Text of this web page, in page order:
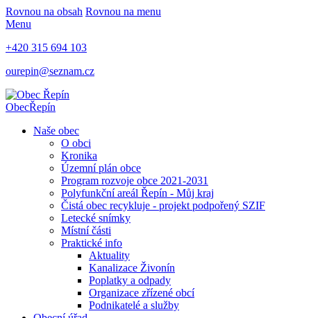
Rovnou na obsah Rovnou na menu
Menu
+420 315 694 103
ourepin@seznam.cz
ObecŘepín
Naše obec
O obci
Kronika
Územní plán obce
Program rozvoje obce 2021-2031
Polyfunkční areál Řepín - Můj kraj
Čistá obec recykluje - projekt podpořený SZIF
Letecké snímky
Místní části
Praktické info
Aktuality
Kanalizace Živonín
Poplatky a odpady
Organizace zřízené obcí
Podnikatelé a služby